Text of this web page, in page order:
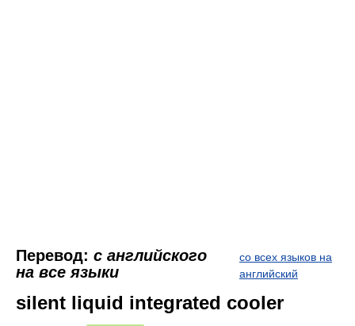
Перевод: с английского
на все языки
со всех языков на
английский
silent liquid integrated cooler